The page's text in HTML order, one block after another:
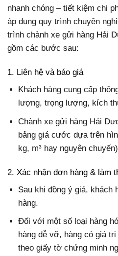
nhanh chóng – tiết kiệm chi
áp dụng quy trình chuyên
trình chành xe gửi hàng Hải
gồm các bước sau:
1. Liên hệ và báo giá
Khách hàng cung cấp
lượng, trọng lượng, kích
Chành xe gửi hàng Hải
bảng giá cước dựa trên
kg, m³ hay nguyên
2. Xác nhận đơn hàng & làm
Sau khi đồng ý giá, khách
hàng.
Đối với một số loại hàng
hàng dễ vỡ, hàng có giá
theo giấy tờ chứng minh